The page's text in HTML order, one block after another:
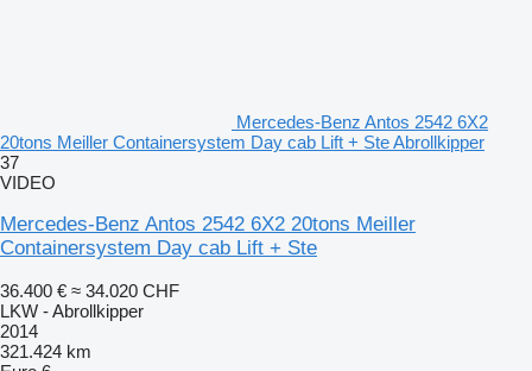
Mercedes-Benz Antos 2542 6X2
20tons Meiller Containersystem Day cab Lift + Ste Abrollkipper
37
VIDEO
Mercedes-Benz Antos 2542 6X2 20tons Meiller
Containersystem Day cab Lift + Ste
36.400 € ≈ 34.020 CHF
LKW - Abrollkipper
2014
321.424 km